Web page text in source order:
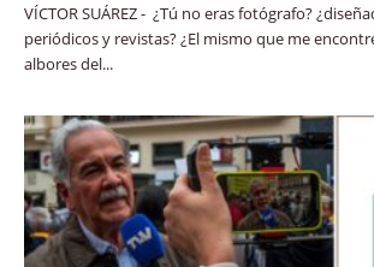
VÍCTOR SUÁREZ - ¿Tú no eras fotógrafo?
periódicos y revistas? ¿El mismo que me
albores del...